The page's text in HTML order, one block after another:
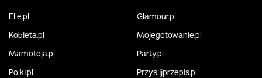
Elle.pl
Glamour.pl
Kobieta.pl
Mojegotowanie.pl
Mamotoja.pl
Party.pl
Polki.pl
Przyslijprzepis.pl